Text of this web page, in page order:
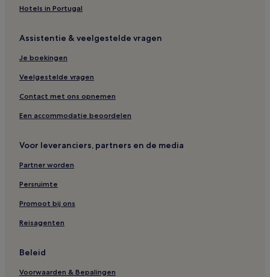
Hotels in Portugal
Assistentie & veelgestelde vragen
Je boekingen
Veelgestelde vragen
Contact met ons opnemen
Een accommodatie beoordelen
Voor leveranciers, partners en de media
Partner worden
Persruimte
Promoot bij ons
Reisagenten
Beleid
Voorwaarden & Bepalingen